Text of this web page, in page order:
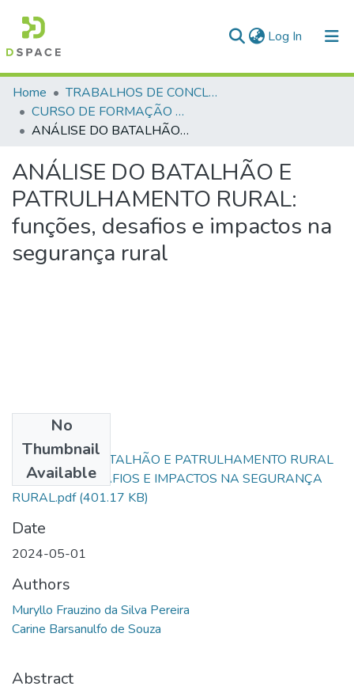
Log In (current)
Communities & Collections
All of DSpace
Home
TRABALHOS DE CONCLUSÃO DE CURSO - CFP (CURSO DE FORMAÇÃO DE PRAÇAS)
CURSO DE FORMAÇÃO DE PRAÇAS - CFP - 2024
ANÁLISE DO BATALHÃO E PATRULHAMENTO RURAL: funções, desafios e impactos na segurança rural
ANÁLISE DO BATALHÃO E
PATRULHAMENTO RURAL:
funções, desafios e impactos na
segurança rural
No
Thumbnail
Available
ANÁLISE DO BATALHÃO E PATRULHAMENTO RURAL
FUNÇÕES, DESAFIOS E IMPACTOS NA SEGURANÇA
RURAL.pdf(401.17 KB)
Date
2024-05-01
Authors
Muryllo Frauzino da Silva Pereira
Carine Barsanulfo de Souza
Abstract